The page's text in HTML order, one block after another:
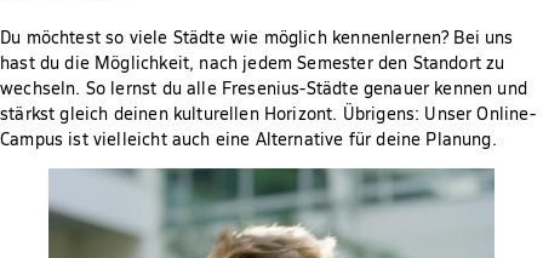
Du möchtest so viele Städte wie möglich kennenlernen? Bei uns
hast du die Möglichkeit, nach jedem Semester den Standort zu
wechseln. So lernst du alle Fresenius-Städte genauer kennen und
stärkst gleich deinen kulturellen Horizont. Übrigens: Unser Online-
Campus ist vielleicht auch eine Alternative für deine Planung.